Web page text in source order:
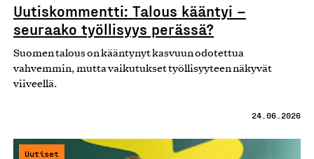
Uutiskommentti: Talous kääntyi –
seuraako työllisyys perässä?
Suomen talous on kääntynyt kasvuun odotettua
vahvemmin, mutta vaikutukset työllisyyteen näkyvät
viiveellä.
24.06.2026
Uutiset